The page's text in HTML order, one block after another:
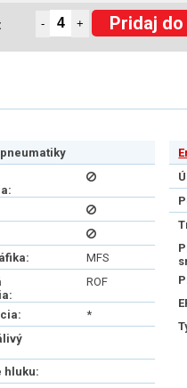
- + Pridaj
MFS
ROF
*
hluku: